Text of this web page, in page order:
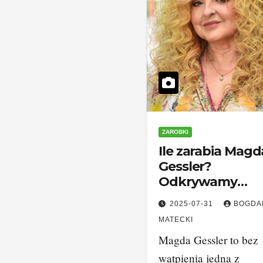
ZAROBKI
Ile zarabia
Gessler?
Odkrywamy
tajemnice jej
finansów!
2025-07-31
MATECKI
Magda Gessler to bez
wątpienia jedna z